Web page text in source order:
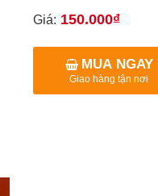
Giá: 150.000₫
MUA NGAY
Giao hàng tận nơi